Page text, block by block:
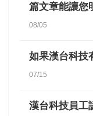
篇文章能讓您
08/05
如果漢台科技
07/15
漢台科技員工